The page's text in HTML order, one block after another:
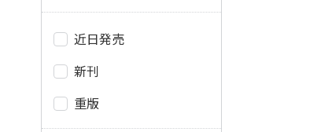
近日発売
新刊
重版